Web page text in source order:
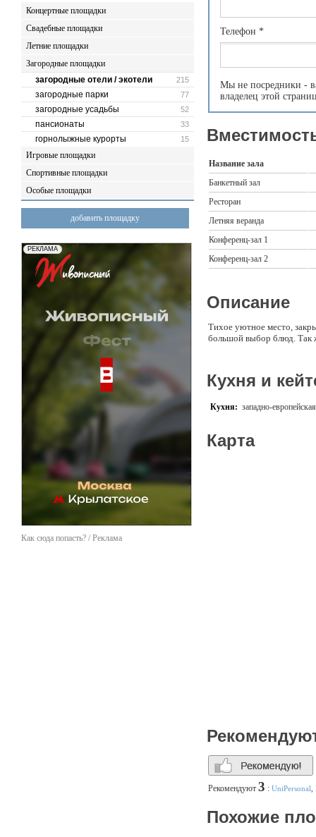
Концертные площадки
Свадебные площадки
Летние площадки
Загородные площадки
215
загородные отели / экотели
77
загородные парки
52
загородные усадьбы
33
пансионаты
15
горнолыжные курорты
Игровые площадки
Спортивные площадки
Особые площадки
добавить площадку
Как сюда попасть? / Реклама
Телефон *
Мы не посредники -
владелец этой
Название зала
Банкетный зал
Ресторан
Летняя веранда
Конференц-зал 1
Конференц-зал 2
Описание
Тихое уютное место,
большой выбор блюд. Так
Кухня и
Кухня: западно-
Карта
Рекомендуют 3 : UniPersonal
Похожие